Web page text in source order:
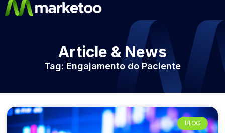
Article & News
Tag: Engajamento do Paciente
BLOG